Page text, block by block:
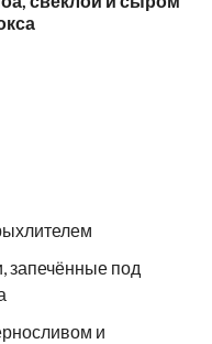
запечённые под
и